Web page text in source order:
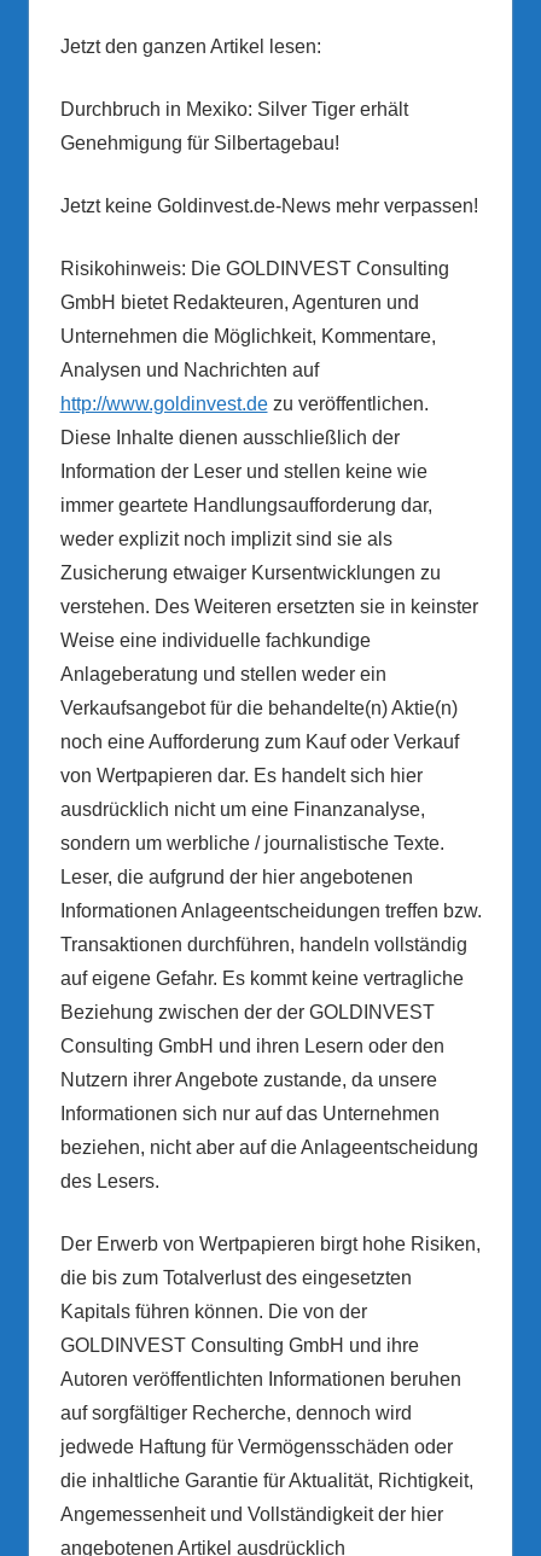
Jetzt den ganzen Artikel lesen:
Durchbruch in Mexiko: Silver Tiger erhält
Genehmigung für Silbertagebau!
Jetzt keine Goldinvest.de-News mehr verpassen!
Risikohinweis: Die GOLDINVEST Consulting
GmbH bietet Redakteuren, Agenturen und
Unternehmen die Möglichkeit, Kommentare,
Analysen und Nachrichten auf
http://www.goldinvest.dezu veröffentlichen.
Diese Inhalte dienen ausschließlich der
Information der Leser und stellen keine wie
immer geartete Handlungsaufforderung dar,
weder explizit noch implizit sind sie als
Zusicherung etwaiger Kursentwicklungen zu
verstehen. Des Weiteren ersetzten sie in keinster
Weise eine individuelle fachkundige
Anlageberatung und stellen weder ein
Verkaufsangebot für die behandelte(n) Aktie(n)
noch eine Aufforderung zum Kauf oder Verkauf
von Wertpapieren dar. Es handelt sich hier
ausdrücklich nicht um eine Finanzanalyse,
sondern um werbliche / journalistische Texte.
Leser, die aufgrund der hier angebotenen
Informationen Anlageentscheidungen treffen bzw.
Transaktionen durchführen, handeln vollständig
auf eigene Gefahr. Es kommt keine vertragliche
Beziehung zwischen der der GOLDINVEST
Consulting GmbH und ihren Lesern oder den
Nutzern ihrer Angebote zustande, da unsere
Informationen sich nur auf das Unternehmen
beziehen, nicht aber auf die Anlageentscheidung
des Lesers.
Der Erwerb von Wertpapieren birgt hohe Risiken,
die bis zum Totalverlust des eingesetzten
Kapitals führen können. Die von der
GOLDINVEST Consulting GmbH und ihre
Autoren veröffentlichten Informationen beruhen
auf sorgfältiger Recherche, dennoch wird
jedwede Haftung für Vermögensschäden oder
die inhaltliche Garantie für Aktualität, Richtigkeit,
Angemessenheit und Vollständigkeit der hier
angebotenen Artikel ausdrücklich